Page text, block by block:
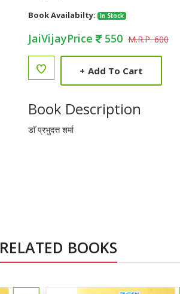
Book Availabilty:
In Stock
JaiVijayPrice 550 M.R.P. 600
+ Add To Cart
Book Description
डाॅ प्रभुदत्त शर्मा
RELATED BOOKS